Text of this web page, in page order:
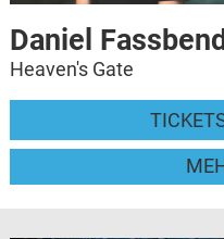
Daniel
Heaven's Gate